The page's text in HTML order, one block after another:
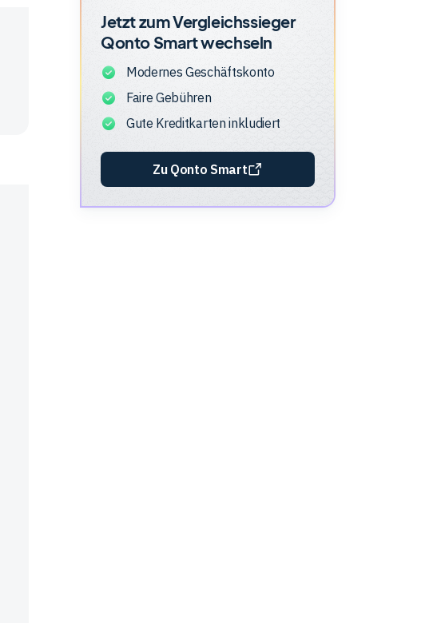
Jetzt zum Vergleichssieger
Qonto Smartwechseln
Modernes Geschäftskonto
Faire Gebühren
Gute Kreditkarten inkludiert
Zu Qonto Smart